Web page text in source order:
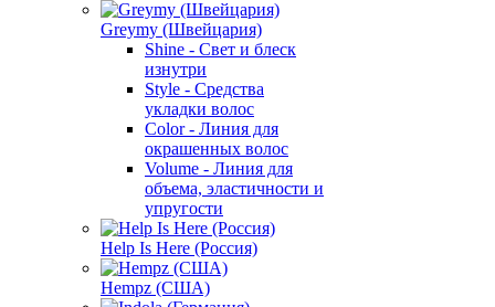
Greymy (Швейцария)
Shine - Свет и блеск
изнутри
Style - Средства
укладки волос
Color - Линия для
окрашенных волос
Volume - Линия для
объема, эластичности и
упругости
Help Is Here (Россия)
Hempz (США)